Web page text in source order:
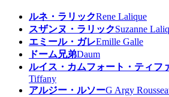
ルネ・ラリックRene Lalique
スザンヌ・ラリックSuzanne
エミール・ガレEmille Galle
ドーム兄弟Daum
ルイス・カムフォート・ティフ
Tiffany
アルジー・ルソーG Argy